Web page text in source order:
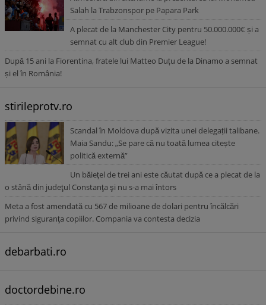
Salah la Trabzonspor pe Papara Park
A plecat de la Manchester City pentru 50.000.000€ și a
semnat cu alt club din Premier League!
După 15 ani la Fiorentina, fratele lui Matteo Duțu de la Dinamo a semnat
și el în România!
stirileprotv.ro
Scandal în Moldova după vizita unei delegații talibane.
Maia Sandu: „Se pare că nu toată lumea citește
politică externă”
Un băieţel de trei ani este căutat după ce a plecat de la
o stână din judeţul Constanţa şi nu s-a mai întors
Meta a fost amendată cu 567 de milioane de dolari pentru încălcări
privind siguranţa copiilor. Compania va contesta decizia
debarbati.ro
doctordebine.ro